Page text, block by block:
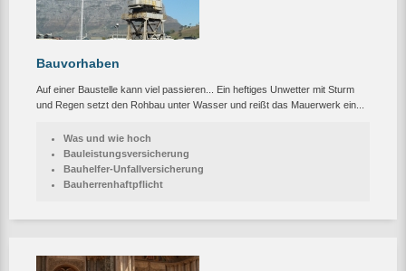
Bauvorhaben
Auf einer Baustelle kann viel passieren... Ein heftiges Unwetter mit Sturm
und Regen setzt den Rohbau unter Wasser und reißt das Mauerwerk ein...
Was und wie hoch
Bauleistungsversicherung
Bauhelfer-Unfallversicherung
Bauherrenhaftpflicht